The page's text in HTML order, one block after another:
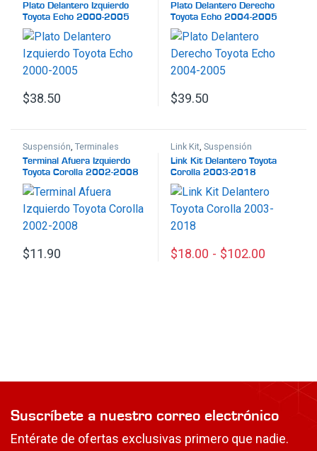
Plato Delantero Izquierdo
Toyota Echo 2000-2005
$38.50
Plato Delantero Derecho
Toyota Echo 2004-2005
$39.50
Suspensión,Terminales
Terminal Afuera Izquierdo
Toyota Corolla 2002-2008
$11.90
Link Kit,Suspensión
Link Kit Delantero Toyota
Corolla 2003-2018
$18.00 - $102.00
Suscríbete a nuestro correo electrónico
Entérate de ofertas exclusivas primero que nadie.